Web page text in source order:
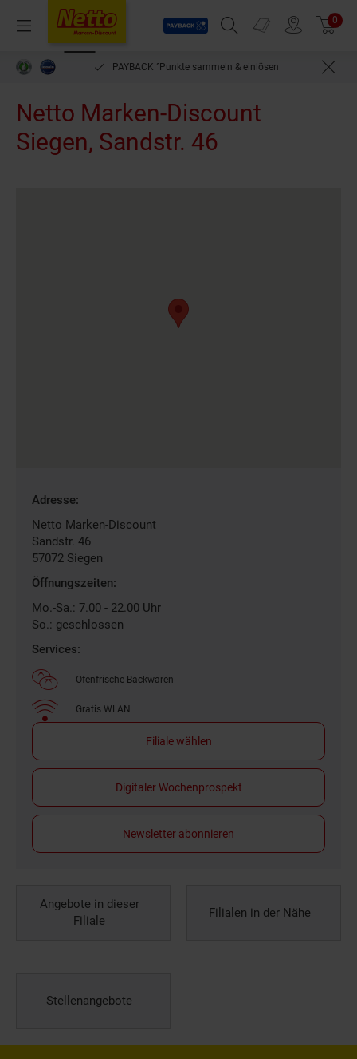
Menü
Payback
Suchfeld einblenden
Prospekte 0
PAYBACK °Punkte sammeln & einlösen bequem
Netto Marken-Discount
Siegen, Sandstr. 46
Gefundene
Filiale
Adresse:
Netto Marken-Discount
Sandstr. 46
57072 Siegen
Öffnungszeiten:
Mo.-Sa.: 7.00 - 22.00 Uhr
So.: geschlossen
Services:
Ofenfrische Backwaren
Gratis WLAN
Filiale wählen
Digitaler Wochenprospekt
Newsletter abonnieren
Angebote in dieser
Filiale
Filialen in der Nähe
Stellenangebote